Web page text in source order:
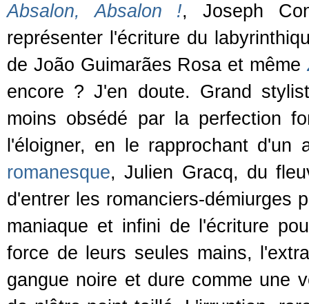
Absalon, Absalon !, Joseph
représenter l'écriture du
de João Guimarães Rosa et même
encore ? J'en doute. Grand
moins obsédé par la perfection
l'éloigner, en le rapprochant
romanesque, Julien Gracq, du
d'entrer les romanciers-démiurges
maniaque et infini de l'écriture
force de leurs seules mains,
gangue noire et dure comme une